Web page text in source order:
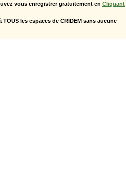
vous enregistrer gratuitement en Cliquant
les espaces de CRIDEM sans aucune